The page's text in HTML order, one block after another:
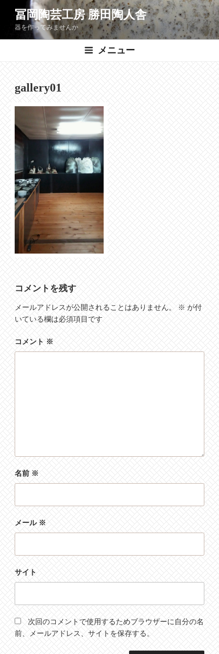
ン
へ
ス
キ
ッ
プ
冨岡陶芸工房 勝田陶人舎
器を作ってみませんか
メニュー
gallery01
コメントを残す
メールアドレスが公開されることはありません。 ※が付
いている欄は必須項目です
コメント※
名前※
メール※
サイト
次回のコメントで使用するためブラウザーに自分の名
前、メールアドレス、サイトを保存する。